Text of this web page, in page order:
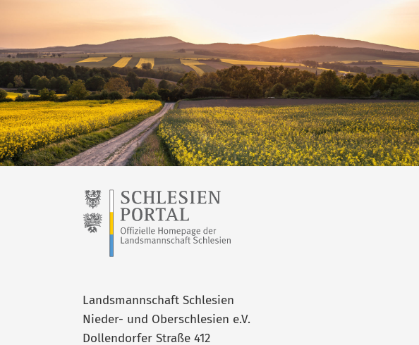
Landsmannschaft Schlesien
Nieder- und Oberschlesien e.V.
Dollendorfer Straße 412